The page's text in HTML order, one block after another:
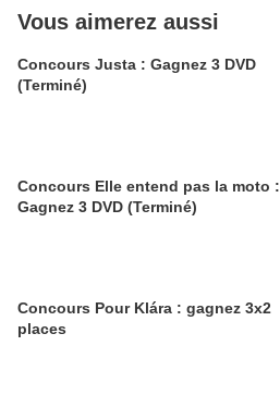
Vous aimerez aussi
Concours Justa : Gagnez 3 DVD
(Terminé)
Concours Elle entend pas la moto :
Gagnez 3 DVD (Terminé)
Concours Pour Klára : gagnez 3x2
places